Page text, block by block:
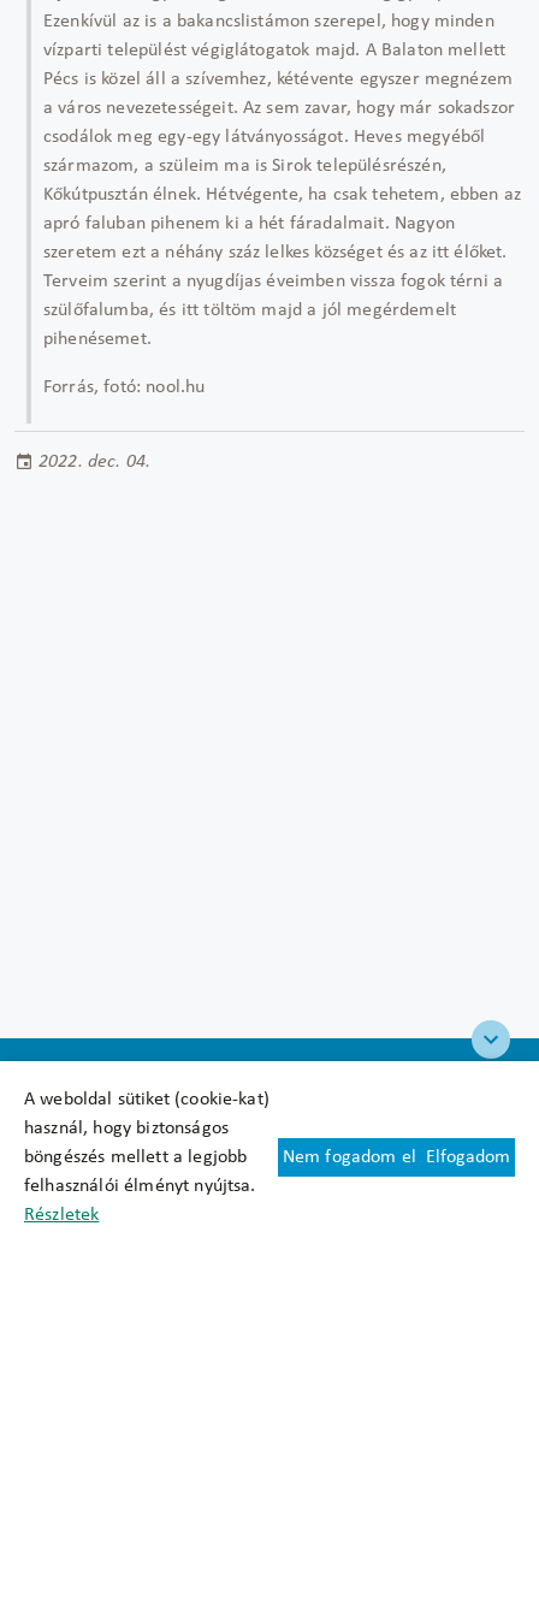
A weboldal sütiket (cookie-kat)
használ, hogy biztonságos
böngészés mellett a legjobb
felhasználói élményt nyújtsa.
Részletek
Nem fogadom el Elfogadom
Ezenkívül az is a bakancslistámon szerepel, hogy minden
vízparti települést végiglátogatok majd. A Balaton mellett
Pécs is közel áll a szívemhez, kétévente egyszer megnézem
a város nevezetességeit. Az sem zavar, hogy már sokadszor
csodálok meg egy-egy látványosságot. Heves megyéből
származom, a szüleim ma is Sirok településrészén,
Kőkútpusztán élnek. Hétvégente, ha csak tehetem, ebben az
apró faluban pihenem ki a hét fáradalmait. Nagyon
szeretem ezt a néhány száz lelkes községet és az itt élőket.
Terveim szerint a nyugdíjas éveimben vissza fogok térni a
szülőfalumba, és itt töltöm majd a jól megérdemelt
pihenésemet.
Forrás, fotó: nool.hu
2022. dec. 04.
Felhasználási feltételek